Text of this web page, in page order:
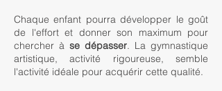
Chaque enfant pourra développer le goût
de l'effort et donner son maximum pour
chercher à se dépasser. La gymnastique
artistique, activité rigoureuse, semble
l'activité idéale pour acquérir cette qualité.